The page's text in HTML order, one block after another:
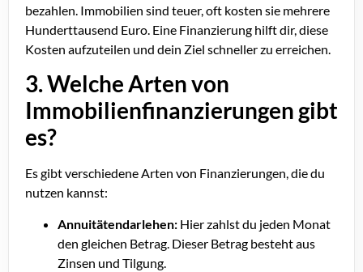
bezahlen. Immobilien sind teuer, oft kosten sie mehrere
Hunderttausend Euro. Eine Finanzierung hilft dir, diese
Kosten aufzuteilen und dein Ziel schneller zu erreichen.
3. Welche Arten von
Immobilienfinanzierungen gibt
es?
Es gibt verschiedene Arten von Finanzierungen, die du
nutzen kannst:
Annuitätendarlehen: Hier zahlst du jeden Monat
den gleichen Betrag. Dieser Betrag besteht aus
Zinsen und Tilgung.